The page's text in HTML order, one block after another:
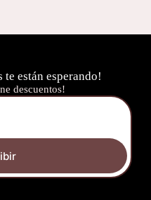
están esperando!
descuentos!